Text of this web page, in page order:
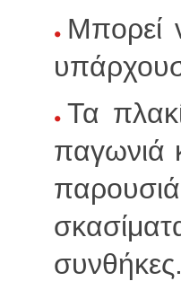
Μπορεί
Τα
παγωνιά
συνθήκες.